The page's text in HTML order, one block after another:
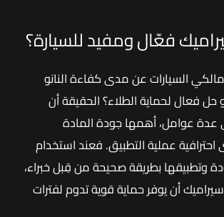
فعّال ومفيد للسيارة؟
السيارات عن مدى كفاءة النانو
فعال لحماية الطلاء؟ الحقيقة أن
عدة عوامل، أهمها جودة المادة
عملية التطبيق. فعند استخدام
وتطبيقها بطريقة صحيحة من قِبل خبراء،
أن يوفر حماية قوية تدوم لفترات